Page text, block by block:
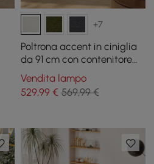
+7
Poltrona accent in ciniglia
da 91 cm con contenitore
nascosto e schienale
rimovibile
Vendita lampo
529,99€ 569,99 €